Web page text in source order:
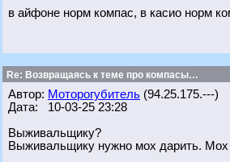
в айфоне норм компас, в касио норм
Re: Возвращаясь к теме про компасы…
Автор: Моторогубитель (94.25.175.---)
Дата: 10-03-25 23:28
Выживальщику?
Выживальщику нужно мох дарить. Мох